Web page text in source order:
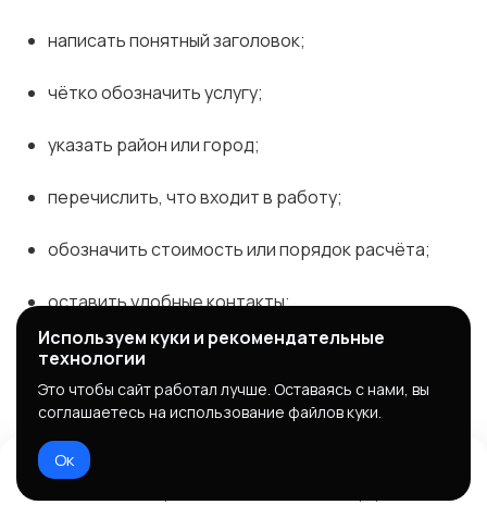
написать понятный заголовок;
чётко обозначить услугу;
указать район или город;
перечислить, что входит в работу;
обозначить стоимость или порядок расчёта;
оставить удобные контакты;
при возможности добавить примеры работ.
Примеры цепляющих заголовков:
Используем куки и рекомендательные
технологии
Это чтобы сайт работал лучше. Оставаясь с нами, вы
соглашаетесь на использование файлов куки.
Ок